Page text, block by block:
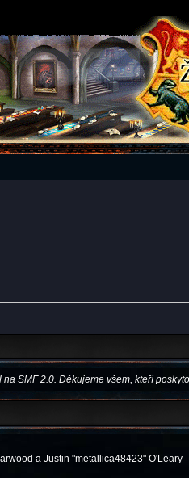
SMF 2.0. Děkujeme všem, kteří
a Justin "metallica48423" O'Leary